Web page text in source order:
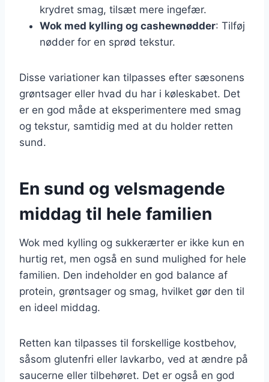
krydret smag, tilsæt mere ingefær.
Wok med kylling og cashewnødder: Tilføj
nødder for en sprød tekstur.
Disse variationer kan tilpasses efter sæsonens
grøntsager eller hvad du har i køleskabet. Det
er en god måde at eksperimentere med smag
og tekstur, samtidig med at du holder retten
sund.
En sund og velsmagende
middag til hele familien
Wok med kylling og sukkerærter er ikke kun en
hurtig ret, men også en sund mulighed for hele
familien. Den indeholder en god balance af
protein, grøntsager og smag, hvilket gør den til
en ideel middag.
Retten kan tilpasses til forskellige kostbehov,
såsom glutenfri eller lavkarbo, ved at ændre på
saucerne eller tilbehøret. Det er også en god